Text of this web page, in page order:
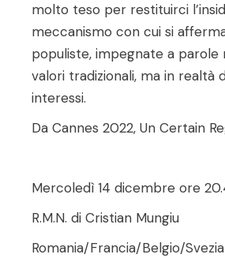
molto teso per restituirci
meccanismo con cui si
populiste, impegnate a parole
valori tradizionali, ma in realtà
interessi.
Da Cannes 2022, Un Certain
Mercoledì 14 dicembre ore
R.M.N. di Cristian Mungiu
Romania/Francia/Belgio/